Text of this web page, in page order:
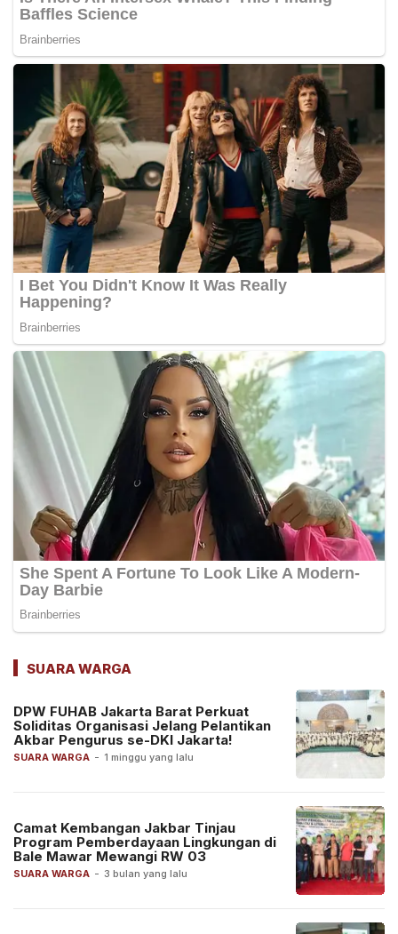
SUARA WARGA
SUARA WARGA - 1 minggu yang lalu
DPW FUHAB Jakarta Barat Perkuat
Soliditas Organisasi Jelang Pelantikan
Akbar Pengurus se-DKI Jakarta!
SUARA WARGA - 3 bulan yang lalu
Camat Kembangan Jakbar Tinjau
Program Pemberdayaan Lingkungan di
Bale Mawar Mewangi RW 03